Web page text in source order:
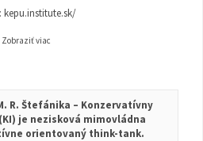
kepu.institute.sk/
Zobraziť viac
R. Štefánika – Konzervatívny
je nezisková mimovládna
orientovaný think-tank.